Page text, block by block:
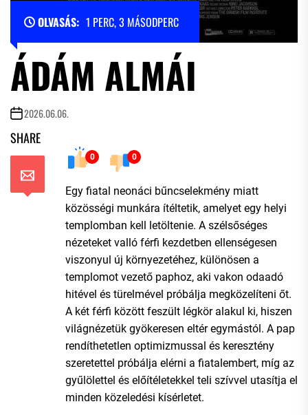
OLVASÁS: 1 PERC, 3 MÁSODPERC
ÁDÁM ALMÁI
2026.06.06.
SHARE
0 0
Egy fiatal neonáci bűncselekmény miatt
közösségi munkára ítéltetik, amelyet egy helyi
templomban kell letöltenie. A szélsőséges
nézeteket valló férfi kezdetben ellenségesen
viszonyul új környezetéhez, különösen a
templomot vezető paphoz, aki vakon odaadó
hitével és türelmével próbálja megközelíteni őt.
A két férfi között feszült légkör alakul ki, hiszen
világnézetük gyökeresen eltér egymástól. A pap
rendíthetetlen optimizmussal és keresztény
szeretettel próbálja elérni a fiatalembert, míg az
gyűlölettel és előítéletekkel teli szívvel utasítja el
minden közeledési kísérletet.